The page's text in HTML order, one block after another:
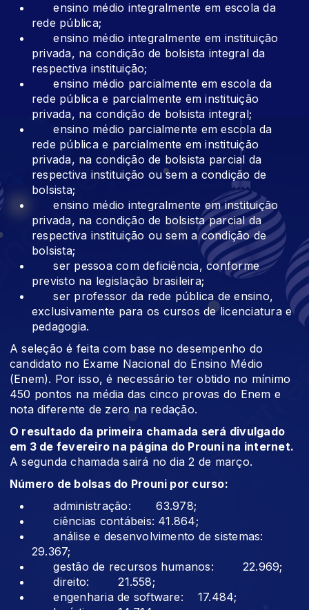
ensino médio integralmente em escola da
rede pública;
ensino médio integralmente em instituição
privada, na condição de bolsista integral da
respectiva instituição;
ensino médio parcialmente em escola da
rede pública e parcialmente em instituição
privada, na condição de bolsista integral;
ensino médio parcialmente em escola da
rede pública e parcialmente em instituição
privada, na condição de bolsista parcial da
respectiva instituição ou sem a condição de
bolsista;
ensino médio integralmente em instituição
privada, na condição de bolsista parcial da
respectiva instituição ou sem a condição de
bolsista;
ser pessoa com deficiência, conforme
previsto na legislação brasileira;
ser professor da rede pública de ensino,
exclusivamente para os cursos de licenciatura e
pedagogia.
A seleção é feita com base no desempenho do
candidato no Exame Nacional do Ensino Médio
(Enem). Por isso, é necessário ter obtido no mínimo
450 pontos na média das cinco provas do Enem e
nota diferente de zero na redação.
O resultado da primeira chamada será divulgado
em 3 de fevereiro na página do Prouni na internet.
A segunda chamada sairá no dia 2 de março.
Número de bolsas do Prouni por curso:
administração: 63.978;
ciências contábeis: 41.864;
análise e desenvolvimento de sistemas:
29.367;
gestão de recursos humanos: 22.969;
direito: 21.558;
engenharia de software: 17.484;